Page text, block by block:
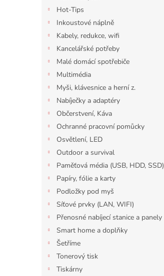
Hot-Tips
Inkoustové náplně
Kabely, redukce, wifi
Kancelářské potřeby
Malé domácí spotřebiče
Multimédia
Myši, klávesnice a herní z.
Nabíječky a adaptéry
Občerstvení, Káva
Ochranné pracovní pomůcky
Osvětlení, LED
Outdoor a survival
Paměťová média (USB, HDD, SSD)
Papíry, fólie a karty
Podložky pod myš
Síťové prvky (LAN, WIFI)
Přenosné nabíjecí stanice a panely
Smart home a doplňky
Šetříme
Tonerový tisk
Tiskárny